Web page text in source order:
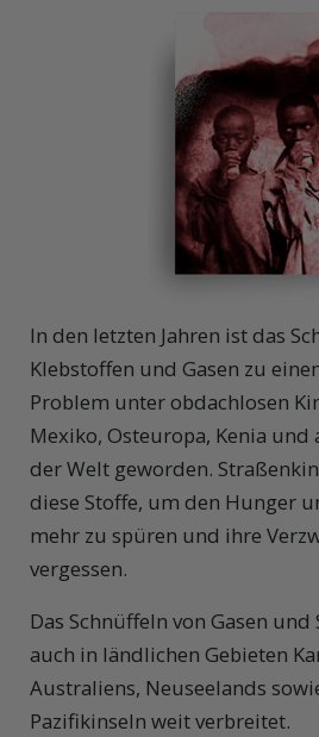
In den letzten Jahren ist das
Klebstoffen und Gasen zu
Problem unter obdachlosen
Mexiko, Osteuropa, Kenia und
der Welt geworden.
diese Stoffe, um den Hunger
mehr zu spüren und ihre
vergessen.
Das Schnüffeln von Gasen
auch in ländlichen Gebieten
Australiens, Neuseelands
Pazifikinseln weit verbreitet.